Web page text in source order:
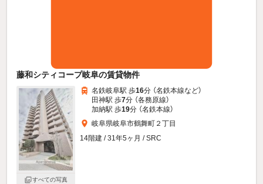
藤和シティコープ岐阜の賃貸物件
すべての写真
名鉄岐阜駅 歩16分 （名鉄本線など）
田神駅 歩7分 （各務原線）
加納駅 歩19分 （名鉄本線）
岐阜県岐阜市鶴舞町２丁目
14階建 / 31年5ヶ月 / SRC